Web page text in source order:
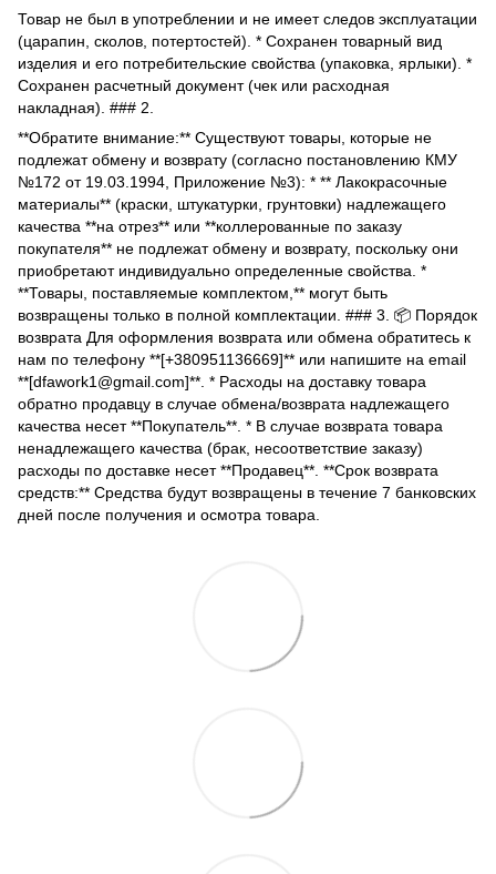
Товар не был в употреблении и не имеет следов эксплуатации
(царапин, сколов, потертостей). * Сохранен товарный вид
изделия и его потребительские свойства (упаковка, ярлыки). *
Сохранен расчетный документ (чек или расходная
накладная). ### 2.
**Обратите внимание:** Существуют товары, которые не
подлежат обмену и возврату (согласно постановлению КМУ
№172 от 19.03.1994, Приложение №3): * ** Лакокрасочные
материалы** (краски, штукатурки, грунтовки) надлежащего
качества **на отрез** или **коллерованные по заказу
покупателя** не подлежат обмену и возврату, поскольку они
приобретают индивидуально определенные свойства. *
**Товары, поставляемые комплектом,** могут быть
возвращены только в полной комплектации. ### 3. 📦 Порядок
возврата Для оформления возврата или обмена обратитесь к
нам по телефону **[+380951136669]** или напишите на email
**[dfawork1@gmail.com]**. * Расходы на доставку товара
обратно продавцу в случае обмена/возврата надлежащего
качества несет **Покупатель**. * В случае возврата товара
ненадлежащего качества (брак, несоответствие заказу)
расходы по доставке несет **Продавец**. **Срок возврата
средств:** Средства будут возвращены в течение 7 банковских
дней после получения и осмотра товара.